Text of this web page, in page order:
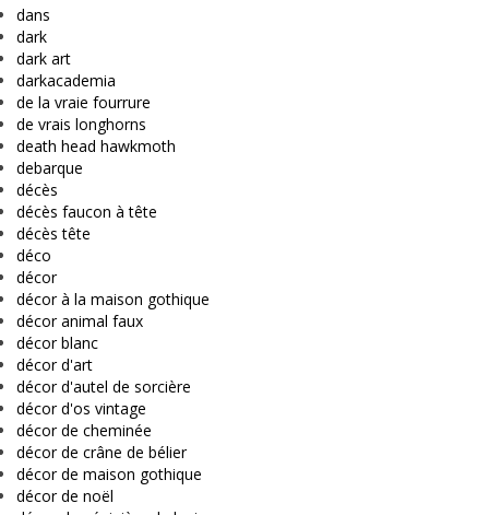
dans
dark
dark art
darkacademia
de la vraie fourrure
de vrais longhorns
death head hawkmoth
debarque
décès
décès faucon à tête
décès tête
déco
décor
décor à la maison gothique
décor animal faux
décor blanc
décor d'art
décor d'autel de sorcière
décor d'os vintage
décor de cheminée
décor de crâne de bélier
décor de maison gothique
décor de noël